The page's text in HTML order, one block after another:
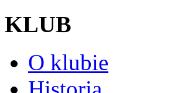
KLUB
O klubie